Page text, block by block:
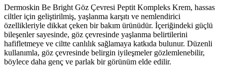
Dermoskin Be Bright Göz Çevresi Peptit Kompleks Krem, hassas
ciltler için geliştirilmiş, yaşlanma karşıtı ve nemlendirici
özellikleriyle dikkat çeken bir bakım ürünüdür. İçeriğindeki güçlü
bileşenler sayesinde, göz çevresinde yaşlanma belirtilerini
hafifletmeye ve ciltte canlılık sağlamaya katkıda bulunur. Düzenli
kullanımla, göz çevresinde belirgin iyileşmeler gözlemlenebilir,
böylece daha genç ve parlak bir görünüm elde edilir.